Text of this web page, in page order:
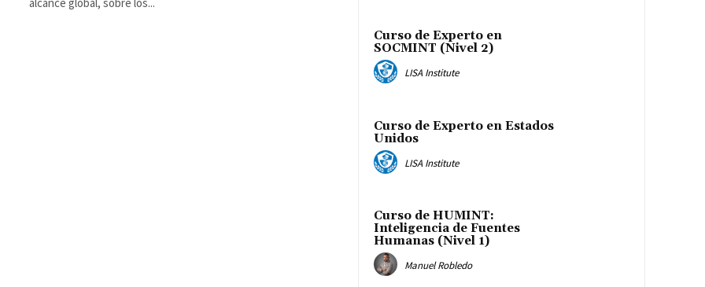
alcance global, sobre los...
Curso de Experto en
SOCMINT (Nivel 2)
LISA Institute
Curso de Experto en Estados
Unidos
LISA Institute
Curso de HUMINT:
Inteligencia de Fuentes
Humanas (Nivel 1)
Manuel Robledo